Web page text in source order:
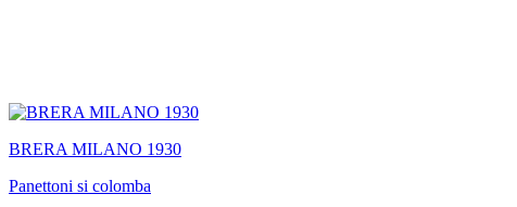
BRERA MILANO 1930
Panettoni si colomba